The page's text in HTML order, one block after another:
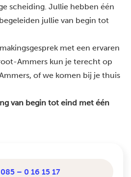
scheiding. Jullie hebben één
jullie van begin tot
met een ervaren
Ammers kun je terecht op
of we komen bij je thuis
van begin tot eind met één
085 – 0 16 15 17